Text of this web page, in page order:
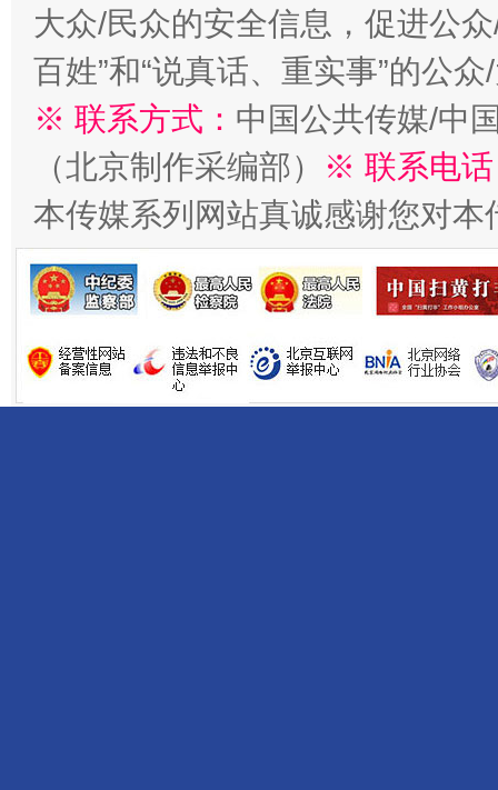
大众/民众的安全信息，促进公
百姓”和“说真话、重实事”的公
※ 联系方式： 中国公共传媒/中
（北京制作采编部）
※ 联系电
本传媒系列网站真诚感谢您对